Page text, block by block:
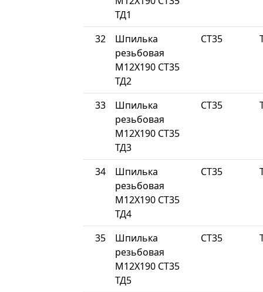
ТД1
32
Шпилька
резьбовая
М12Х190 СТ35
ТД2
СТ35
33
Шпилька
резьбовая
М12Х190 СТ35
ТД3
СТ35
34
Шпилька
резьбовая
М12Х190 СТ35
ТД4
СТ35
35
Шпилька
резьбовая
М12Х190 СТ35
ТД5
СТ35